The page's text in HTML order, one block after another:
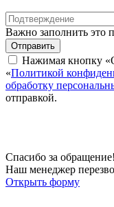
Важно заполнить это
Отправить
Нажимая кнопку
«Политикой
обработку
отправкой.
Спасибо за обращение!
Наш менеджер
Открыть форму